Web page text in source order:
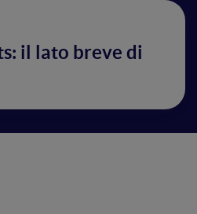
il lato breve di